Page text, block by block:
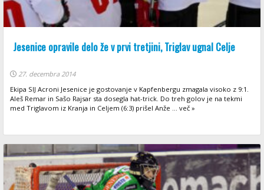
Jesenice opravile delo že v prvi tretjini, Triglav ugnal Celje
27. decembra 2014
Ekipa SIJ Acroni Jesenice je gostovanje v Kapfenbergu zmagala visoko z 9:1.
Aleš Remar in Sašo Rajsar sta dosegla hat-trick. Do treh golov je na tekmi
med Triglavom iz Kranja in Celjem (6:3) prišel Anže ... več »